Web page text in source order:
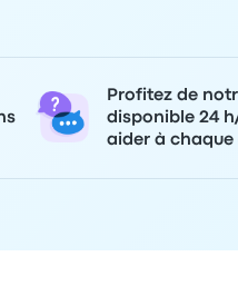
Profitez de
disponible 24
aider à chaque